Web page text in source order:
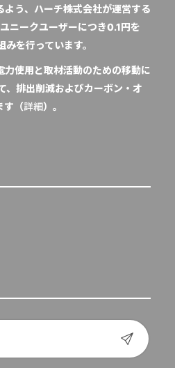
よう、ハーチ株式会社が運営する
ニークユーザーにつき0.1円を
を行っています。
力使用と取材活動のための移動に
、排出削減およびカーボン・オ
す（詳細）。